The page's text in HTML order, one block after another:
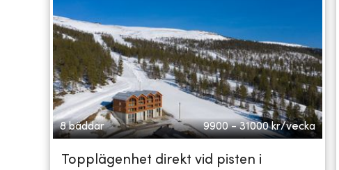
8 bäddar 9900 - 31000 kr/vecka
Topplägenhet direkt vid pisten i